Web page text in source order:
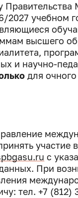
Правительства
2027 учебном
высшего
и научно-
для очного
участие
с
При
тел. +7 (812)